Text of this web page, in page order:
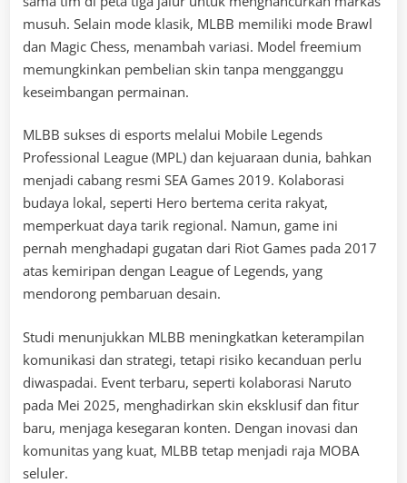
musuh. Selain mode klasik, MLBB memiliki mode Brawl
dan Magic Chess, menambah variasi. Model freemium
memungkinkan pembelian skin tanpa mengganggu
keseimbangan permainan.
MLBB sukses di esports melalui Mobile Legends
Professional League (MPL) dan kejuaraan dunia, bahkan
menjadi cabang resmi SEA Games 2019. Kolaborasi
budaya lokal, seperti Hero bertema cerita rakyat,
memperkuat daya tarik regional. Namun, game ini
pernah menghadapi gugatan dari Riot Games pada 2017
atas kemiripan dengan League of Legends, yang
mendorong pembaruan desain.
Studi menunjukkan MLBB meningkatkan keterampilan
komunikasi dan strategi, tetapi risiko kecanduan perlu
diwaspadai. Event terbaru, seperti kolaborasi Naruto
pada Mei 2025, menghadirkan skin eksklusif dan fitur
baru, menjaga kesegaran konten. Dengan inovasi dan
komunitas yang kuat, MLBB tetap menjadi raja MOBA
seluler.